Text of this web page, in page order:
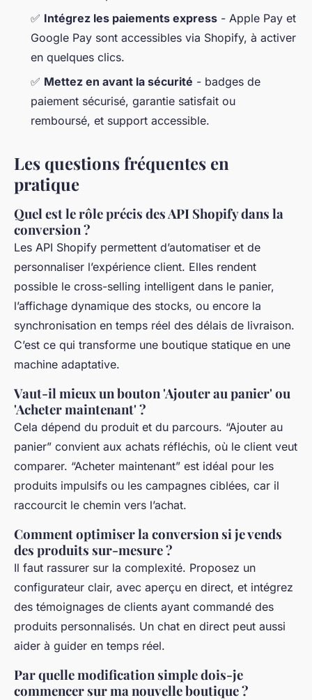
✅ Intégrez les paiements express - Apple Pay et
Google Pay sont accessibles via Shopify, à activer
en quelques clics.
✅ Mettez en avant la sécurité - badges de
paiement sécurisé, garantie satisfait ou
remboursé, et support accessible.
Les questions fréquentes en
pratique
Quel est le rôle précis des API Shopify dans la
conversion ?
Les API Shopify permettent d’automatiser et de
personnaliser l’expérience client. Elles rendent
possible le cross-selling intelligent dans le panier,
l’affichage dynamique des stocks, ou encore la
synchronisation en temps réel des délais de livraison.
C’est ce qui transforme une boutique statique en une
machine adaptative.
Vaut-il mieux un bouton 'Ajouter au panier' ou
'Acheter maintenant' ?
Cela dépend du produit et du parcours. “Ajouter au
panier” convient aux achats réfléchis, où le client veut
comparer. “Acheter maintenant” est idéal pour les
produits impulsifs ou les campagnes ciblées, car il
raccourcit le chemin vers l’achat.
Comment optimiser la conversion si je vends
des produits sur-mesure ?
Il faut rassurer sur la complexité. Proposez un
configurateur clair, avec aperçu en direct, et intégrez
des témoignages de clients ayant commandé des
produits personnalisés. Un chat en direct peut aussi
aider à guider en temps réel.
Par quelle modification simple dois-je
commencer sur ma nouvelle boutique ?